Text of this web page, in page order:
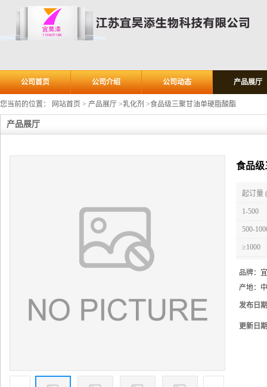
公司首页 公司介绍 公司动态 产品展厅
您当前的位置： 网站首页 > 产品展厅 >乳化剂 >食品级三聚甘油单硬脂酸酯
产品展厅
食品级
起订量
1-500
500-
≥1000
品牌：
产地：
发布日
更新日